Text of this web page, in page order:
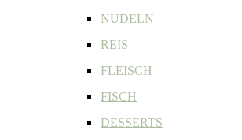
NUDELN
REIS
FLEISCH
FISCH
DESSERTS